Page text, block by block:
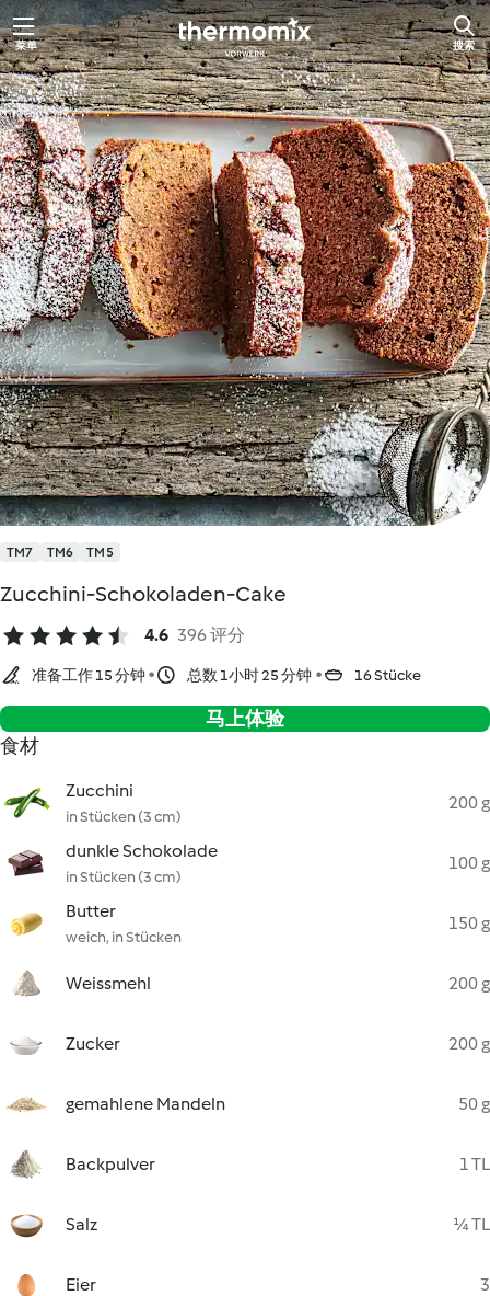
跳
至
内
容
菜单 搜索
TM7 TM6 TM5
Zucchini-Schokoladen-Cake
4.6 396 评分
准备工作 15 分钟 总数 1小时 25 分钟 16 Stücke
马上体验
食材
Zucchini
in Stücken (3 cm)
200 g
dunkle Schokolade
in Stücken (3 cm)
100 g
Butter
weich, in Stücken
150 g
Weissmehl 200 g
Zucker 200 g
gemahlene Mandeln 50 g
Backpulver 1 TL
Salz ¼ TL
Eier 3